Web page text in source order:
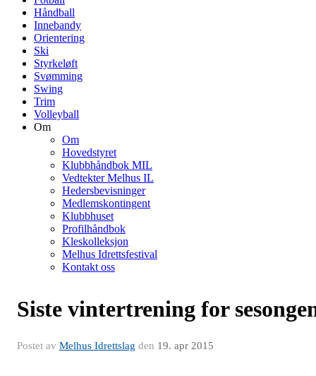
Håndball
Innebandy
Orientering
Ski
Styrkeløft
Svømming
Swing
Trim
Volleyball
Om
Om
Hovedstyret
Klubbhåndbok MIL
Vedtekter Melhus IL
Hedersbevisninger
Medlemskontingent
Klubbhuset
Profilhåndbok
Kleskolleksjon
Melhus Idrettsfestival
Kontakt oss
Siste vintertrening for
Postet av Melhus Idrettslag den 19. apr 2015